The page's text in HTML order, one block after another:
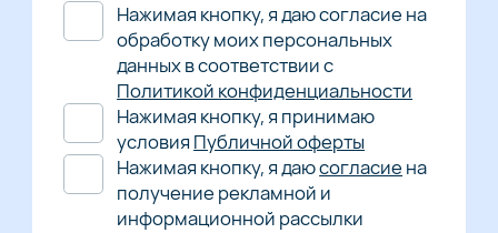
Нажимая кнопку, я даю согласие на
обработку моих персональных
данных в соответствии с
Политикой конфиденциальности
Нажимая кнопку, я принимаю
условия Публичной оферты
Нажимая кнопку, я даюсогласие на
получение рекламной и
информационной рассылки